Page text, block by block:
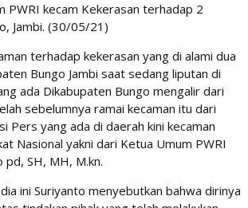
PWRI kecam Kekerasan terhadap 2
Jambi. (30/05/21)
terhadap kekerasan yang di alami dua
Bungo Jambi saat sedang liputan di
ada Dikabupaten Bungo mengalir dari
sebelumnya ramai kecaman itu dari
Pers yang ada di daerah kini kecaman
Nasional yakni dari Ketua Umum PWRI
pd, SH, MH, M.kn.
ini Suriyanto menyebutkan bahwa dirinya